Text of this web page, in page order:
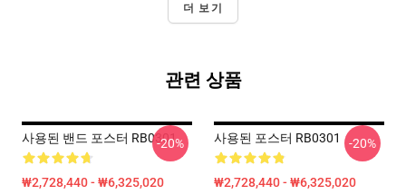
더 보기
관련 상품
사용된 밴드 포스터 RB0301
₩2,728,440 - ₩6,325,020
-20% 사용된 포스터 RB0301
₩2,728,440 - ₩6,325,020
-20%